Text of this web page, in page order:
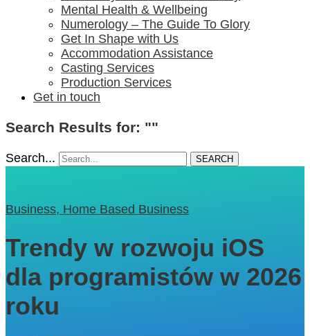
Mental Health & Wellbeing
Numerology – The Guide To Glory
Get In Shape with Us
Accommodation Assistance
Casting Services
Production Services
Get in touch
Search Results for: ""
Search... SEARCH
Business, Home Based Business
Trendy w rozwoju iOS
dla programistów w 2026
roku